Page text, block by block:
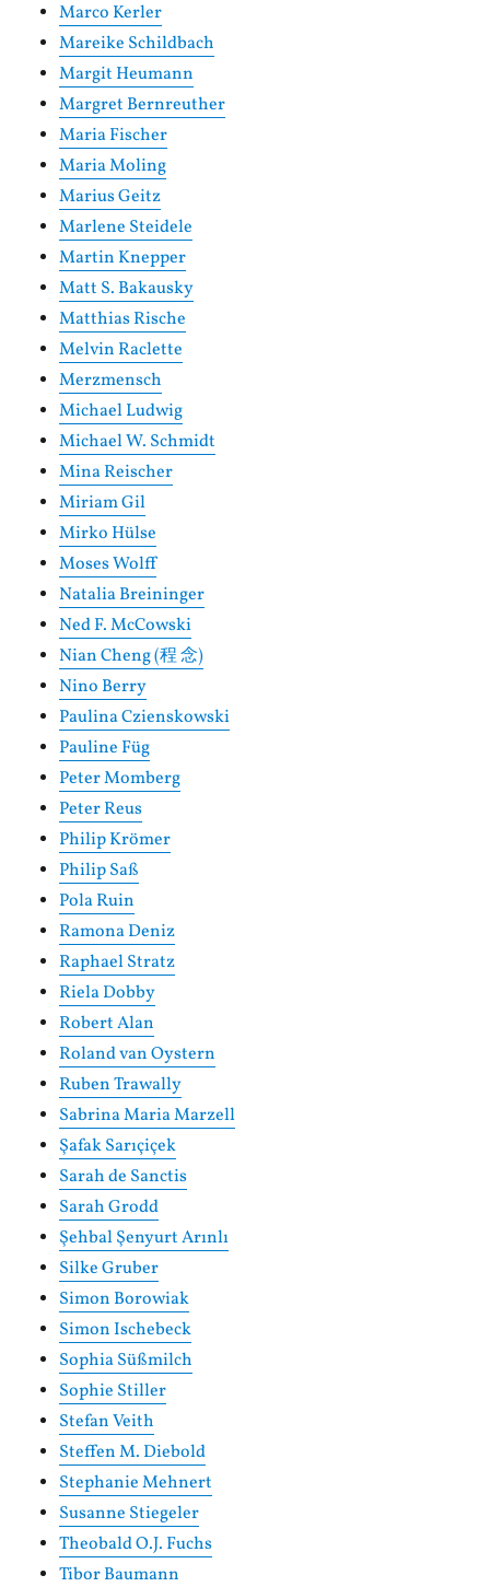
Marco Kerler
Mareike Schildbach
Margit Heumann
Margret Bernreuther
Maria Fischer
Maria Moling
Marius Geitz
Marlene Steidele
Martin Knepper
Matt S. Bakausky
Matthias Rische
Melvin Raclette
Merzmensch
Michael Ludwig
Michael W. Schmidt
Mina Reischer
Miriam Gil
Mirko Hülse
Moses Wolff
Natalia Breininger
Ned F. McCowski
Nian Cheng (程 念)
Nino Berry
Paulina Czienskowski
Pauline Füg
Peter Momberg
Peter Reus
Philip Krömer
Philip Saß
Pola Ruin
Ramona Deniz
Raphael Stratz
Riela Dobby
Robert Alan
Roland van Oystern
Ruben Trawally
Sabrina Maria Marzell
Şafak Sarıçiçek
Sarah de Sanctis
Sarah Grodd
Şehbal Şenyurt Arınlı
Silke Gruber
Simon Borowiak
Simon Ischebeck
Sophia Süßmilch
Sophie Stiller
Stefan Veith
Steffen M. Diebold
Stephanie Mehnert
Susanne Stiegeler
Theobald O.J. Fuchs
Tibor Baumann